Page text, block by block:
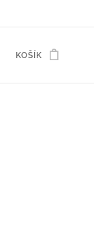
KOŠÍK